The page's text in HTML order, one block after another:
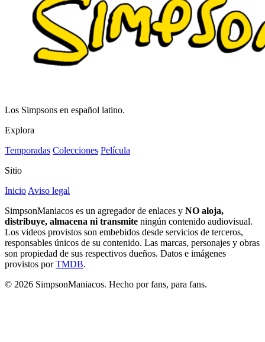
Los Simpsons en español latino.
Explora
Temporadas Colecciones Película
Sitio
Inicio Aviso legal
SimpsonManiacos es un agregador de enlaces y NO aloja,
distribuye, almacena ni transmite ningún contenido audiovisual.
Los videos provistos son embebidos desde servicios de terceros,
responsables únicos de su contenido. Las marcas, personajes y obras
son propiedad de sus respectivos dueños. Datos e imágenes
provistos porTMDB.
© 2026 SimpsonManiacos. Hecho por fans, para fans.